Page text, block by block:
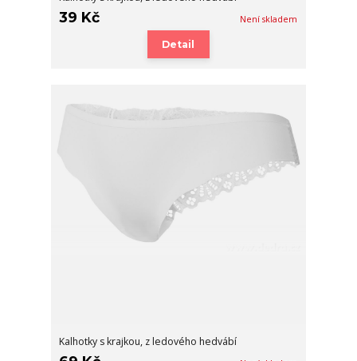
39 Kč Není skladem
Detail
Kalhotky s krajkou, z ledového hedvábí